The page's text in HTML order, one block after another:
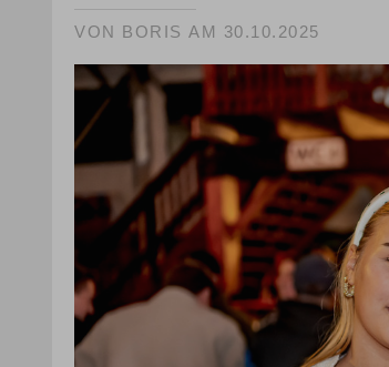
VON BORIS AM 30.10.2025